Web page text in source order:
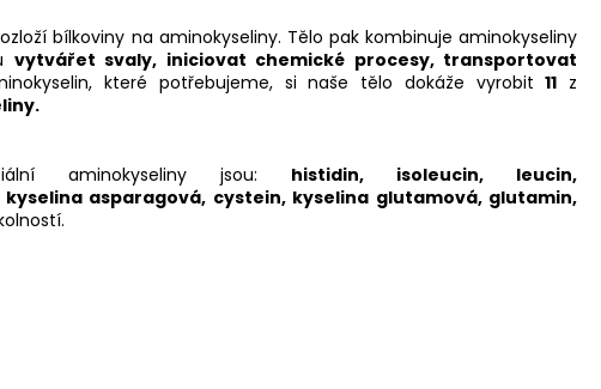
bílkoviny na aminokyseliny. Tělo pak kombinuje aminokyseliny
vytvářet svaly, iniciovat chemické procesy, transportovat
které potřebujeme, si naše tělo dokáže vyrobit11 z
aminokyseliny jsou: histidin, isoleucin, leucin,
kyselina asparagová, cystein, kyselina glutamová, glutamin,